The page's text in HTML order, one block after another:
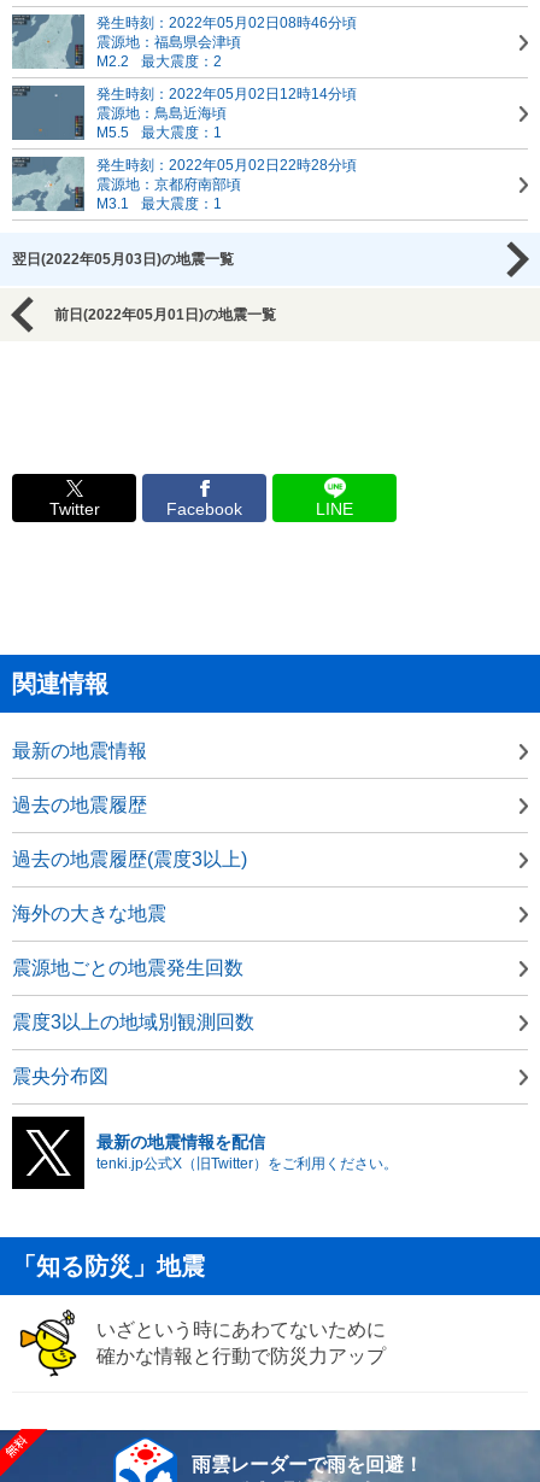
発生時刻：2022年05月02日08時46分頃
震源地：福島県会津頃
M2.2
最大震度：2
発生時刻：2022年05月02日12時14分頃
震源地：鳥島近海頃
M5.5
最大震度：1
発生時刻：2022年05月02日22時28分頃
震源地：京都府南部頃
M3.1
最大震度：1
翌日(2022年05月03日)の地震一覧
前日(2022年05月01日)の地震一覧
Twitter Facebook LINE
関連情報
最新の地震情報
過去の地震履歴
過去の地震履歴(震度3以上)
海外の大きな地震
震源地ごとの地震発生回数
震度3以上の地域別観測回数
震央分布図
最新の地震情報を配信
tenki.jp公式X（旧Twitter）をご利用ください。
「知る防災」地震
いざという時にあわてないために
確かな情報と行動で防災力アップ
雨雲レーダーで雨を回避！